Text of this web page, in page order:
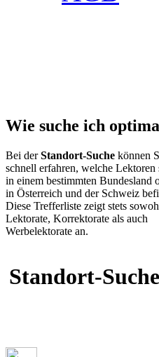
Wie suche ich
Bei derStandort-Suche können
schnell erfahren, welche Lektoren
in einem bestimmten Bundesland
in Österreich und der Schweiz
Diese Trefferliste zeigt stets
Lektorate, Korrektorate als auch
Werbelektorate an.
Standort-